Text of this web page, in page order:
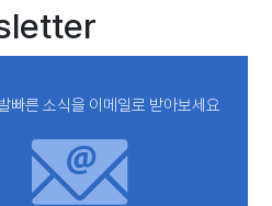
빠른 소식을 이메일로 받아보세요